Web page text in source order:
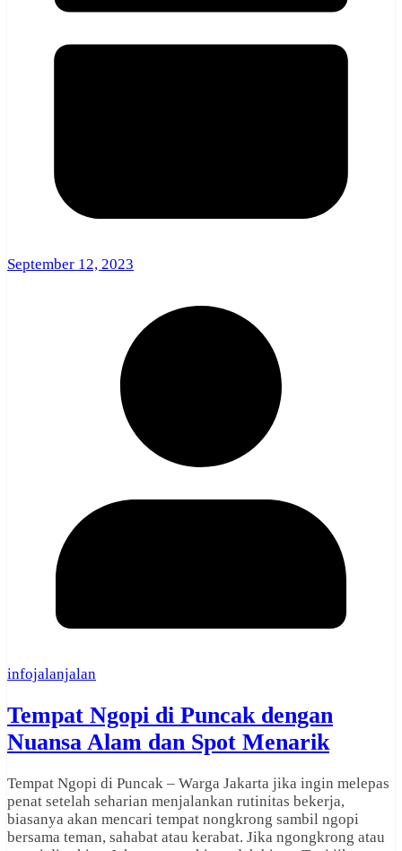
September 12, 2023
infojalanjalan
Tempat Ngopi di Puncak dengan
Nuansa Alam dan Spot Menarik
Tempat Ngopi di Puncak – Warga Jakarta jika ingin melepas
penat setelah seharian menjalankan rutinitas bekerja,
biasanya akan mencari tempat nongkrong sambil ngopi
bersama teman, sahabat atau kerabat. Jika ngongkrong atau